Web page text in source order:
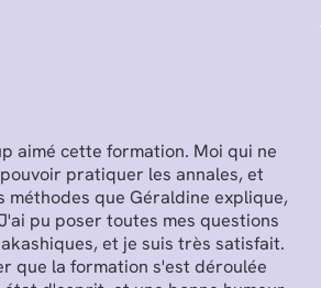
aimé cette formation. Moi qui ne
pratiquer les annales, et
méthodes que Géraldine explique,
pu poser toutes mes questions
et je suis très satisfait.
que la formation s'est déroulée